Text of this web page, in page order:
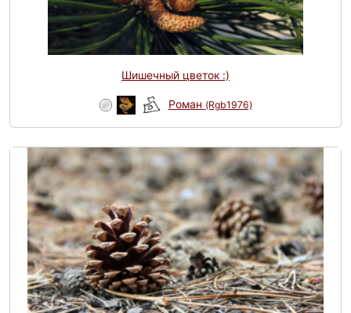
Шишечный цветок :)
Роман (Rgb1976)